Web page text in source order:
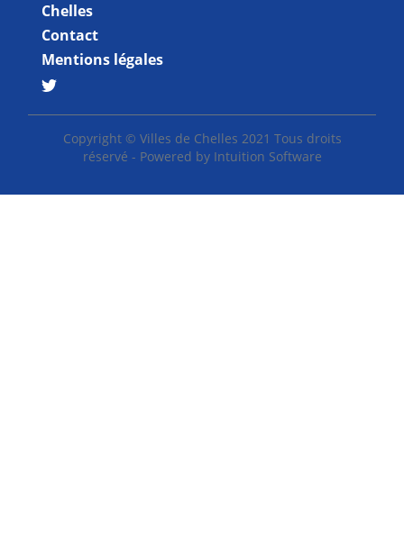
Chelles
Contact
Mentions légales
Copyright © Villes de Chelles 2021 Tous droits
réservé - Powered by Intuition Software